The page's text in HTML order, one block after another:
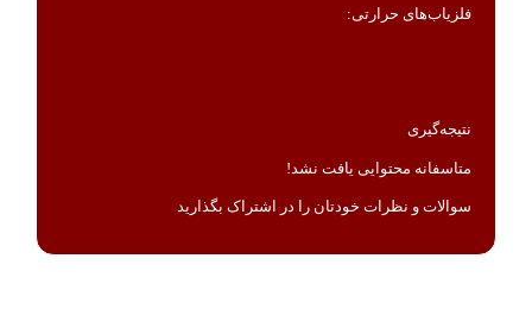
فلزیاب‌های حرارتی:
نتیجه‌گیری
متاسفانه محتوایی یافت نشد!
سوالات و نظرات خودتان را در اشتراک بگذارید